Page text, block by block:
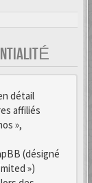
détail
affiliés
»,
(désigné
»)